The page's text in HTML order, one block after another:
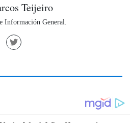
Teijeiro
Información General.